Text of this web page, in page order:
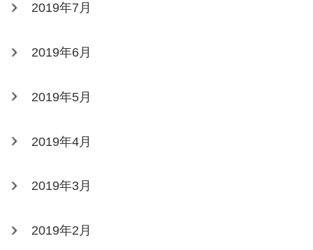
2019年7月
2019年6月
2019年5月
2019年4月
2019年3月
2019年2月